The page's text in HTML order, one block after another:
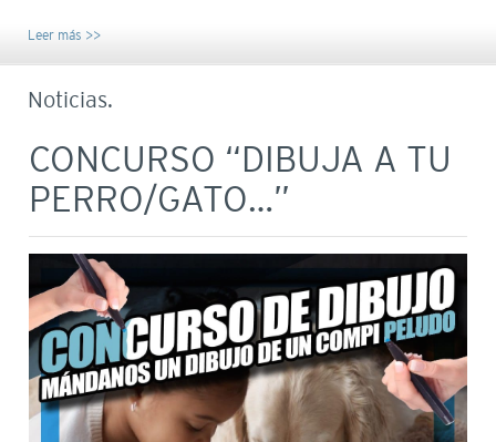
Leer más >>
Noticias.
CONCURSO “DIBUJA A TU
PERRO/GATO…”